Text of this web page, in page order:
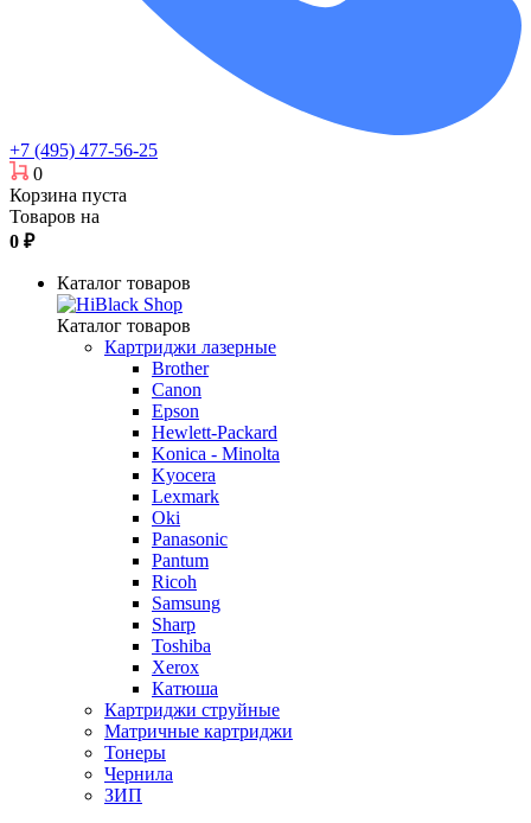
+7 (495) 477-56-25
0
Корзина пуста
Товаров на
0 ₽
Каталог товаров
Каталог товаров
Картриджи лазерные
Brother
Canon
Epson
Hewlett-Packard
Konica - Minolta
Kyocera
Lexmark
Oki
Panasonic
Pantum
Ricoh
Samsung
Sharp
Toshiba
Xerox
Катюша
Картриджи струйные
Матричные картриджи
Тонеры
Чернила
ЗИП